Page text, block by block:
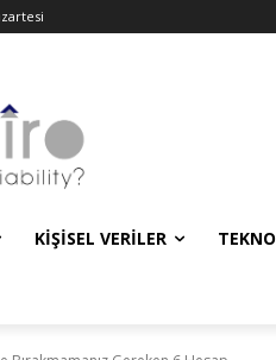
KIŞISEL VERILER